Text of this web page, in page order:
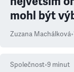
mohl být
Zuzana Machálková•
Společnost•9 minut